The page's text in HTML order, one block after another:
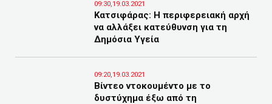
09:30,19.03.2021
Κατσιφάρας: Η περιφερειακή αρχή
να αλλάξει κατεύθυνση για τη
Δημόσια Υγεία
09:20,19.03.2021
Bίντεο ντοκουμέντο με το
δυστύχημα έξω από τη